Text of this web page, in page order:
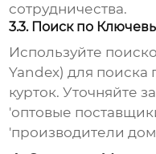
сотрудничества.
3.3. Поиск по
Используйте
Yandex) для поиска
курток. Уточняйте
'оптовые
'производители